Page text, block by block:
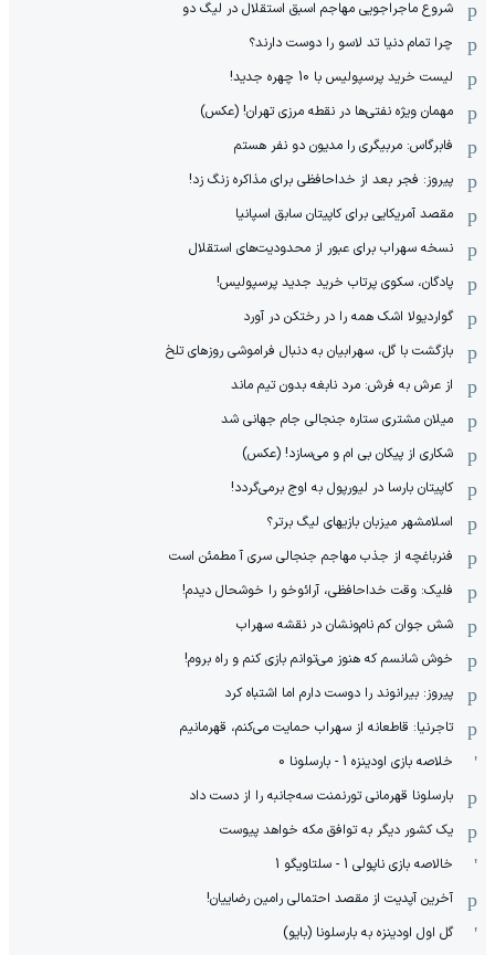
شروع ماجراجویی مهاجم اسبق استقلال در لیگ دو
چرا تمام دنیا تد لاسو را دوست دارند؟
لیست خرید پرسپولیس با 10 چهره جدید!
مهمان‌ ویژه نفتی‌ها در نقطه مرزی تهران! (عکس)
فابرگاس: مربیگری را مدیون دو نفر هستم
پیروز: فجر بعد از خداحافظی برای مذاکره زنگ زد!
مقصد آمریکایی برای کاپیتان سابق اسپانیا
نسخه سهراب برای عبور از محدودیت‌های استقلال
پادگان، سکوی پرتاب خرید جدید پرسپولیس!
گواردیولا اشک همه را در رختکن در آورد
بازگشت با گل، سهرابیان به دنبال فراموشی روزهای تلخ
از عرش به فرش: مرد نابغه‌ بدون تیم ماند
میلان مشتری ستاره جنجالی جام جهانی شد
شکاری از پیکان بی ام و می‌سازد! (عکس)
کاپیتان بارسا در لیورپول به اوج برمی‌گردد!
اسلامشهر میزبان بازیهای لیگ برتر؟
فنرباغچه از جذب مهاجم جنجالی سری آ مطمئن است
فلیک: وقت خداحافظی، آرائوخو را خوشحال دیدم!
شش جوان کم نام‌و‌نشان در نقشه سهراب
خوش شانسم که هنوز می‌توانم بازی کنم و راه بروم!
پیروز: بیرانوند را دوست دارم اما اشتباه کرد
تاجرنیا: قاطعانه از سهراب حمایت می‌کنم، قهرمانیم
خلاصه بازی اودینزه 1 - بارسلونا 0
بارسلونا قهرمانی تورنمنت سه‌جانبه را از دست داد
یک کشور دیگر به توافق مکه خواهد پیوست
خالاصه بازی ناپولی 1 - سلتاویگو 1
آخرین آپدیت از مقصد احتمالی رامین رضاییان!
گل اول اودینزه به بارسلونا (بایو)